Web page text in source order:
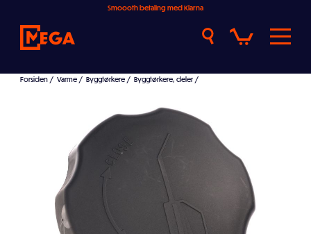
Smoooth betaling med Klarna
Forsiden / Varme / Byggtørkere / Byggtørkere, deler /